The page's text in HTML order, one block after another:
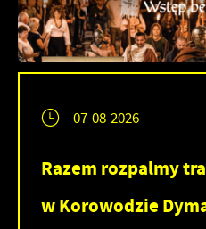
07-08-2026
Razem rozpalmy
w Korowodzie